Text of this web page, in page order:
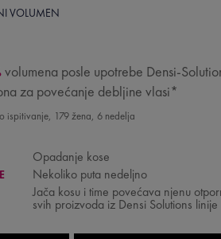
VOLUMEN
volumena posle upotrebe Densi-
za povećanje debljine vlasi*
ispitivanje, 179 žena, 6 nedelja
Opadanje kose
Nekoliko puta nedeljno
Jača kosu i time povećava njenu
svih proizvoda iz Densi Solutions linije